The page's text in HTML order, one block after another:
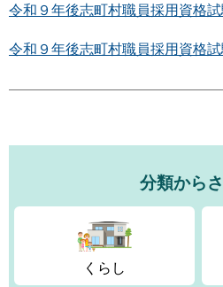
令和９年後志町村職員採用資格
令和９年後志町村職員採用資格
分類から
くらし